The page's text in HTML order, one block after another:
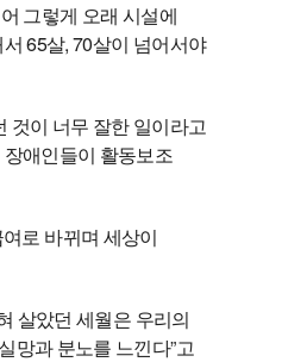
그렇게 오래 시설에
65살, 70살이 넘어서야
것이 너무 잘한 일이라고
애인들이 활동보조
로 바뀌며 세상이
살았던 세월은 우리의
망과 분노를 느낀다”고